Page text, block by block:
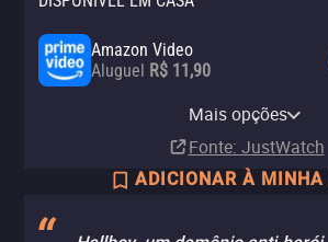
Amazon Video
Aluguel R$ 11,90
R$ 11,90
R$ 6,90Mais opções
Fonte: JustWatch
ADICIONAR À